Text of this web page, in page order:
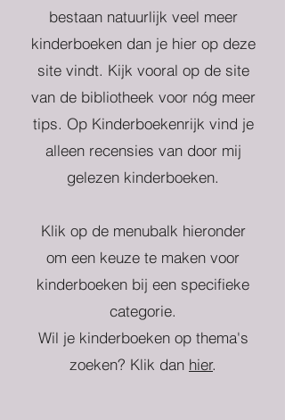
bestaan natuurlijk veel meer
kinderboeken dan je hier op deze
site vindt. Kijk vooral op de site
van de bibliotheek voor nóg meer
tips. Op Kinderboekenrijk vind je
alleen recensies van door mij
gelezen kinderboeken.
Klik op de menubalk hieronder
om een keuze te maken voor
kinderboeken bij een specifieke
categorie.
Wil je kinderboeken op thema's
zoeken? Klik dan hier.